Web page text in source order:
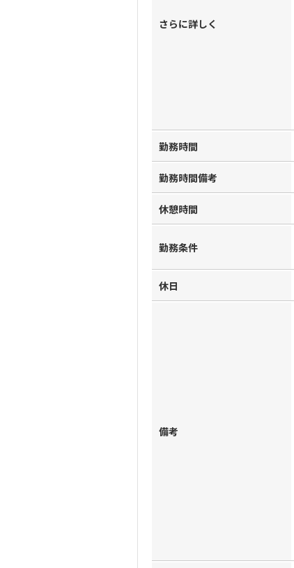
さらに詳しく
勤務時間
勤務時間備考
休憩時間
勤務条件
休日
備考